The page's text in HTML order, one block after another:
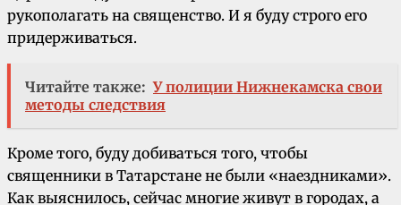
рукополагать на священство. И я буду строго его
придерживаться.
Читайте также: У полиции Нижнекамска свои
методы следствия
Кроме того, буду добиваться того, чтобы
священники в Татарстане не были «наездниками».
Как выяснилось, сейчас многие живут в городах, а